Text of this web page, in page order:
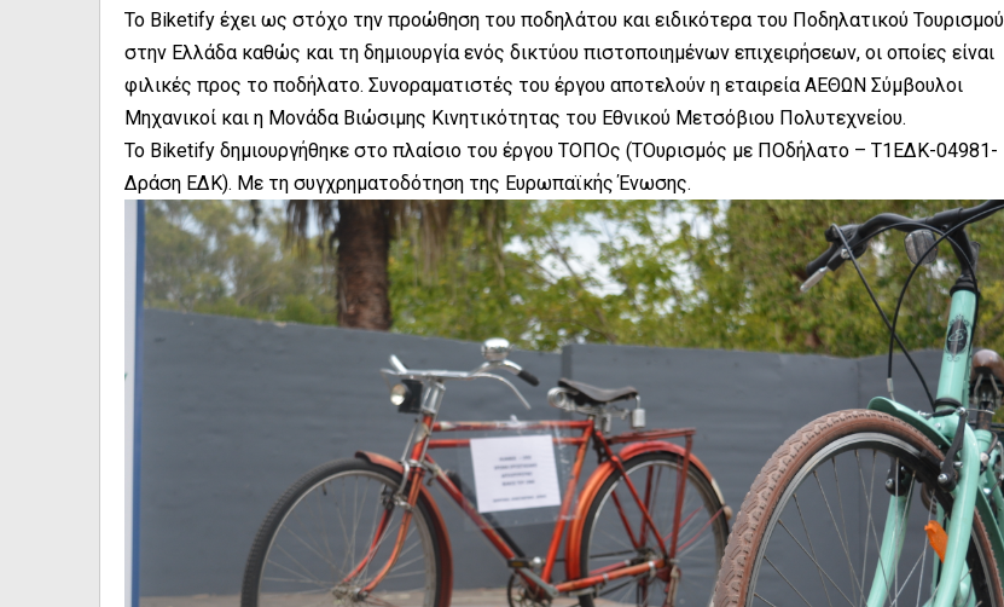
Το Biketify έχει ως στόχο την προώθηση του ποδηλάτου και ειδικότερα του Ποδηλατικού Τουρισμού
στην Ελλάδα καθώς και τη δημιουργία ενός δικτύου πιστοποιημένων επιχειρήσεων, οι οποίες είναι
φιλικές προς το ποδήλατο. Συνοραματιστές του έργου αποτελούν η εταιρεία AΕΘΩΝ Σύμβουλοι
Μηχανικοί και η Μονάδα Βιώσιμης Κινητικότητας του Εθνικού Μετσόβιου Πολυτεχνείου.
Το Biketify δημιουργήθηκε στο πλαίσιο του έργου ΤΟΠΟς (ΤΟυρισμός με ΠΟδήλατο – Τ1ΕΔΚ-04981-
Δράση ΕΔΚ). Με τη συγχρηματοδότηση της Ευρωπαϊκής Ένωσης.